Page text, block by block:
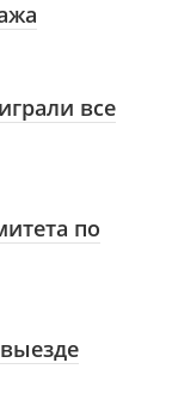
все
по